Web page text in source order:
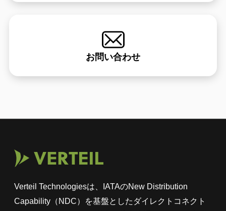
お問い合わせ
Verteil Technologiesは、IATAのNew Distribution
Capability（NDC）を基盤としたダイレクトコネクト